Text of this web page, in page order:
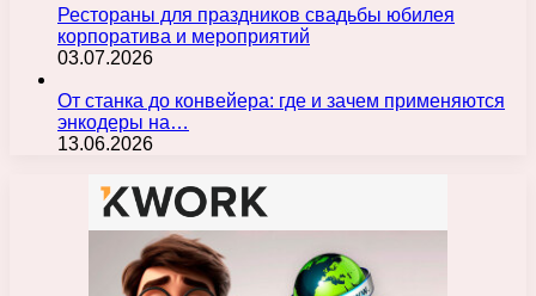
Рестораны для праздников свадьбы юбилея
корпоратива и мероприятий
03.07.2026
От станка до конвейера: где и зачем применяются
энкодеры на…
13.06.2026